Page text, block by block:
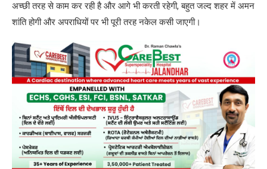
अच्छी तरह से काम कर रही है और आगे भी करती रहेगी, बहुत जल्द शहर में अमन
शांति होगी और अपराधियों पर भी पूरी तरह नकेल कसी जाएगी।